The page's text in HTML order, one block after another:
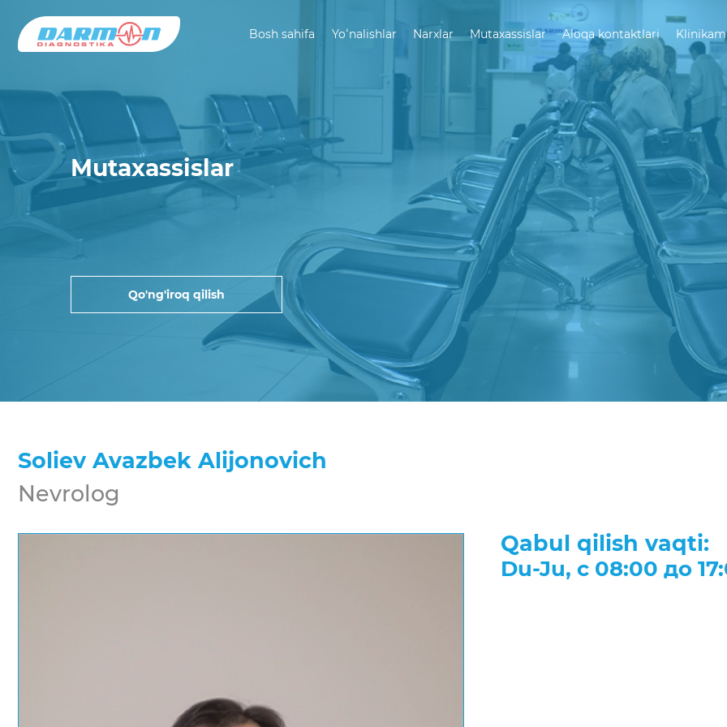
Bosh sahifa Yoʻnalishlar Narxlar Mutaxassislar Aloqa kontaktlari
Mutaxassislar
Qo'ng'iroq qilish
Soliev Avazbek Alijonovich
Nevrolog
Qabul qilish vaqti:
Du-Ju, с 08:00 до